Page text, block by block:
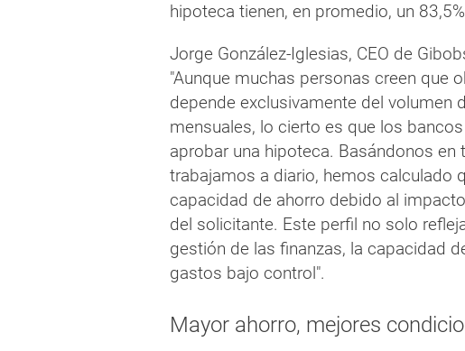
hipoteca tienen, en promedio, un
Jorge González-Iglesias, CEO de
"Aunque muchas personas creen que
depende exclusivamente del volumen
mensuales, lo cierto es que los
aprobar una hipoteca. Basándonos
trabajamos a diario, hemos calculado
capacidad de ahorro debido al
del solicitante. Este perfil no solo
gestión de las finanzas, la capacidad
gastos bajo control".
Mayor ahorro, mejores